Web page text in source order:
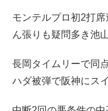
モンテルプロ初2打
ん張りも疑問多き池
長岡タイムリーで同
ハダ被弾で阪神にス